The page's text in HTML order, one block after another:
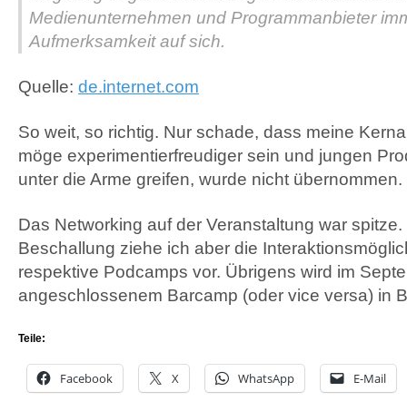
Medienunternehmen und Programmanbieter
Aufmerksamkeit auf sich.
Quelle: de.internet.com
So weit, so richtig. Nur schade, dass meine
möge experimentierfreudiger sein und jungen
unter die Arme greifen, wurde nicht übernommen.
Das Networking auf der Veranstaltung war spitze.
Beschallung ziehe ich aber die
respektive Podcamps vor. Übrigens wird im
angeschlossenem Barcamp (oder vice versa) in
Teile:
Facebook X WhatsApp E-Mail